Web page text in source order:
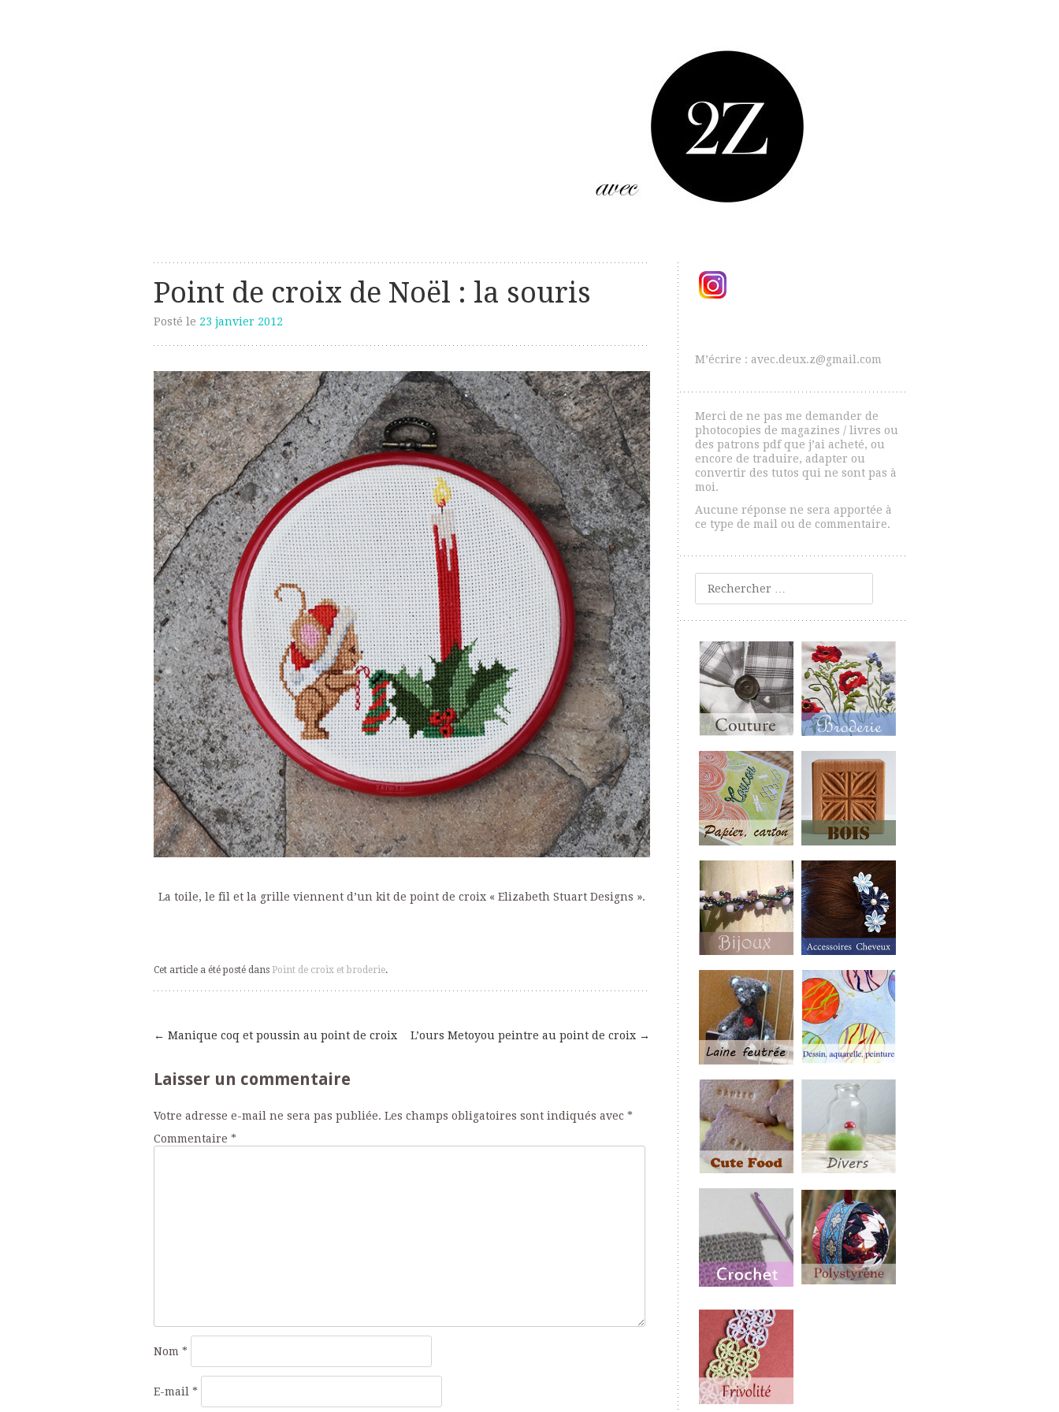
avec deux z
Point de croix de Noël : la souris
Posté le 23 janvier 2012
La toile, le fil et la grille viennent d’un kit de point de croix « Elizabeth Stuart Designs ».
Cet article a été posté dans Point de croix et broderie.
Navigation
des
articles
← Manique coq et poussin au point de croix L’ours Metoyou peintre au point de croix →
Laisser un commentaire
Votre adresse e-mail ne sera pas publiée. Les champs obligatoires sont indiqués avec *
Commentaire *
Nom *
E-mail *
M’écrire : avec.deux.z@gmail.com
Merci de ne pas me demander de
photocopies de magazines / livres ou
des patrons pdf que j’ai acheté, ou
encore de traduire, adapter ou
convertir des tutos qui ne sont pas à
moi.
Aucune réponse ne sera apportée à
ce type de mail ou de commentaire.
Rechercher